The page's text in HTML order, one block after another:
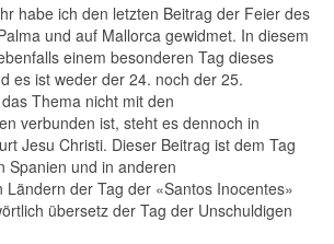
Informationen + Kosten
ins Herz des Tramuntana
entlang der Mallorca
Ausflug mit Besuch eines
habe ich den letzten Beitrag der Feier des
und auf Mallorca gewidmet. In diesem
einem besonderen Tag dieses
es ist weder der 24. noch der 25.
Thema nicht mit den
verbunden ist, steht es dennoch in
Jesu Christi. Dieser Beitrag ist dem Tag
Spanien und in anderen
Ländern der Tag der «Santos Inocentes»
übersetz der Tag der Unschuldigen